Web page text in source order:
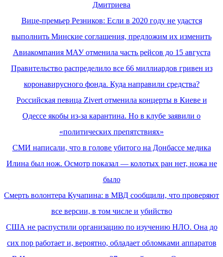
Дмитриева
Вице-премьер Резников: Если в 2020 году не удастся
выполнить Минские соглашения, предложим их изменить
Авиакомпания МАУ отменила часть рейсов до 15 августа
Правительство распределило все 66 миллиардов гривен из
коронавирусного фонда. Куда направили средства?
Российская певица Zivert отменила концерты в Киеве и
Одессе якобы из-за карантина. Но в клубе заявили о
«политических препятствиях»
СМИ написали, что в голове убитого на Донбассе медика
Илина был нож. Осмотр показал — колотых ран нет, ножа не
было
Смерть волонтера Кучапина: в МВД сообщили, что проверяют
все версии, в том числе и убийство
США не распустили организацию по изучению НЛО. Она до
сих пор работает и, вероятно, обладает обломками аппаратов